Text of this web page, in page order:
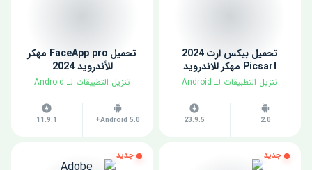
تحميل بيكس ارت 2024
Picsart مهكر للاندرويد
​تنزيل التطبيقات لـ ​Android
2.0
23.9.5
تحميل FaceApp pro مهكر
للأندرويد 2024
​تنزيل التطبيقات لـ ​Android
Android 5.0+
11.9.1
جديد جديد